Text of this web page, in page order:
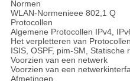
Normen
WLAN-Normenieee 802,1 Q
Protocollen
Algemene Protocollen IPv4,
Het verpletteren van
ISIS, OSPF, pim-SM, Statische
Voorzien van een netwerk
Voorzien van een
Afmetingen